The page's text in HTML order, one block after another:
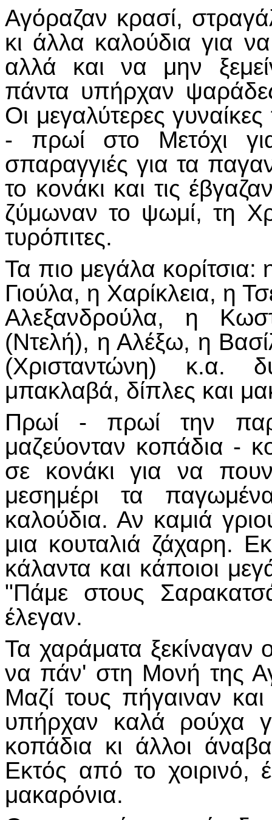
Αγόραζαν κρασί,
κι άλλα καλούδια για
αλλά και να μην
πάντα υπήρχαν
Οι μεγαλύτερες
- πρωί στο Μετόχι
σπαραγγιές για τα
το κονάκι και τις
ζύμωναν το ψωμί, τη
τυρόπιτες.
Τα πιο μεγάλα
Γιούλα, η Χαρίκλεια, η
Αλεξανδρούλα, η
(Ντελή), η Αλέξω, η
(Χρισταντώνη) κ.α.
μπακλαβά, δίπλες και
Πρωί - πρωί την
μαζεύονταν κοπάδια -
σε κονάκι για να
μεσημέρι τα
καλούδια. Αν καμιά
μια κουταλιά ζάχαρη.
κάλαντα και κάποιοι
"Πάμε στους
έλεγαν.
Τα χαράματα ξεκίναγαν
να πάν' στη Μονή της
Μαζί τους πήγαιναν
υπήρχαν καλά ρούχα
κοπάδια κι άλλοι
Εκτός από το χοιρινό,
μακαρόνια.